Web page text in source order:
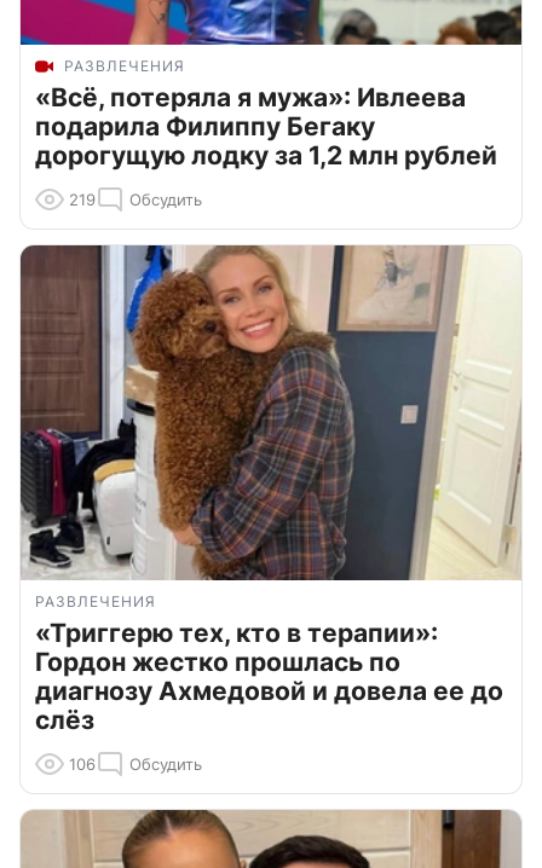
РАЗВЛЕЧЕНИЯ
«Всё, потеряла я мужа»: Ивлеева
подарила Филиппу Бегаку
дорогущую лодку за 1,2 млн рублей
219 Обсудить
РАЗВЛЕЧЕНИЯ
«Триггерю тех, кто в терапии»:
Гордон жестко прошлась по
диагнозу Ахмедовой и довела ее до
слёз
106 Обсудить